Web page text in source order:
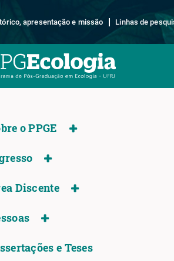
apresentação e missão Linhas de
o PPGE
Discente
e Teses